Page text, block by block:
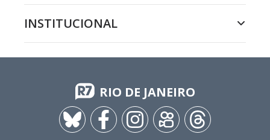
INSTITUCIONAL
RIO DE JANEIRO